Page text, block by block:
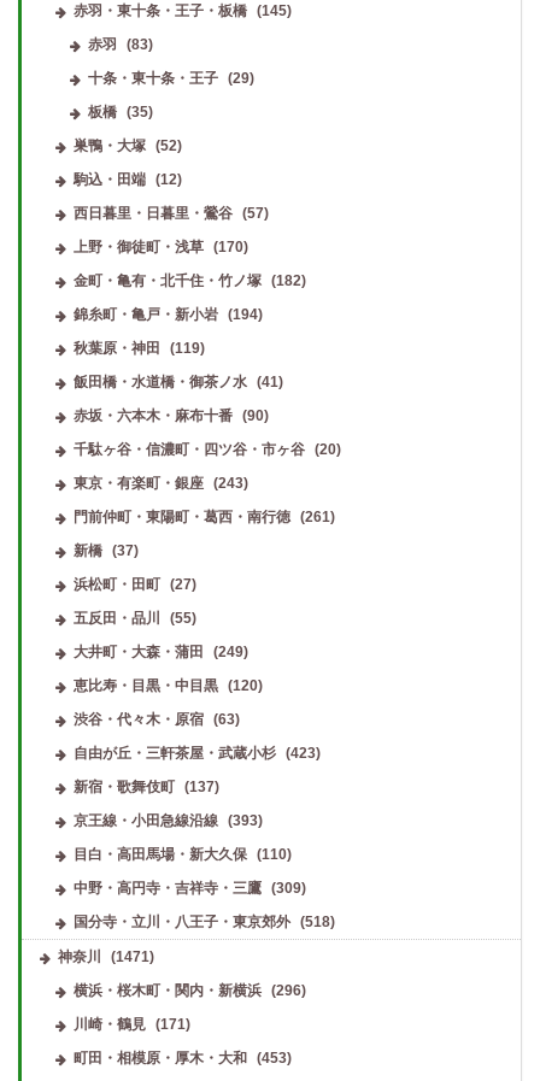
赤羽・東十条・王子・板橋
(145)
赤羽
(83)
十条・東十条・王子 (29)
板橋 (35)
巣鴨・大塚
(52)
駒込・田端
(12)
西日暮里・日暮里・鶯谷
(57)
上野・御徒町・浅草
(170)
金町・亀有・北千住・竹ノ塚
(182)
錦糸町・亀戸・新小岩
(194)
秋葉原・神田
(119)
飯田橋・水道橋・御茶ノ水
(41)
赤坂・六本木・麻布十番
(90)
千駄ヶ谷・信濃町・四ツ谷・市ヶ谷
(20)
東京・有楽町・銀座
(243)
門前仲町・東陽町・葛西・南行徳
(261)
新橋
(37)
浜松町・田町
(27)
五反田・品川
(55)
大井町・大森・蒲田
(249)
恵比寿・目黒・中目黒
(120)
渋谷・代々木・原宿
(63)
自由が丘・三軒茶屋・武蔵小杉
(423)
新宿・歌舞伎町
(137)
京王線・小田急線沿線
(393)
目白・高田馬場・新大久保
(110)
中野・高円寺・吉祥寺・三鷹
(309)
国分寺・立川・八王子・東京郊外
(518)
神奈川
(1471)
横浜・桜木町・関内・新横浜
(296)
川崎・鶴見
(171)
町田・相模原・厚木・大和
(453)